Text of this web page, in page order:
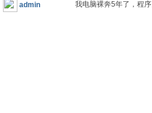
admin 我电脑裸奔5年了，程